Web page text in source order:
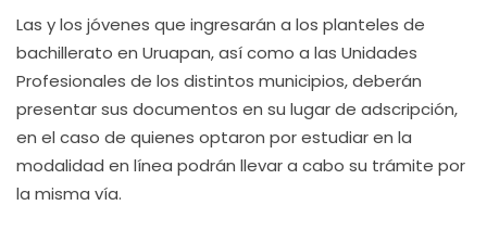
Las y los jóvenes que ingresarán a los planteles de
bachillerato en Uruapan, así como a las Unidades
Profesionales de los distintos municipios, deberán
presentar sus documentos en su lugar de adscripción,
en el caso de quienes optaron por estudiar en la
modalidad en línea podrán llevar a cabo su trámite por
la misma vía.